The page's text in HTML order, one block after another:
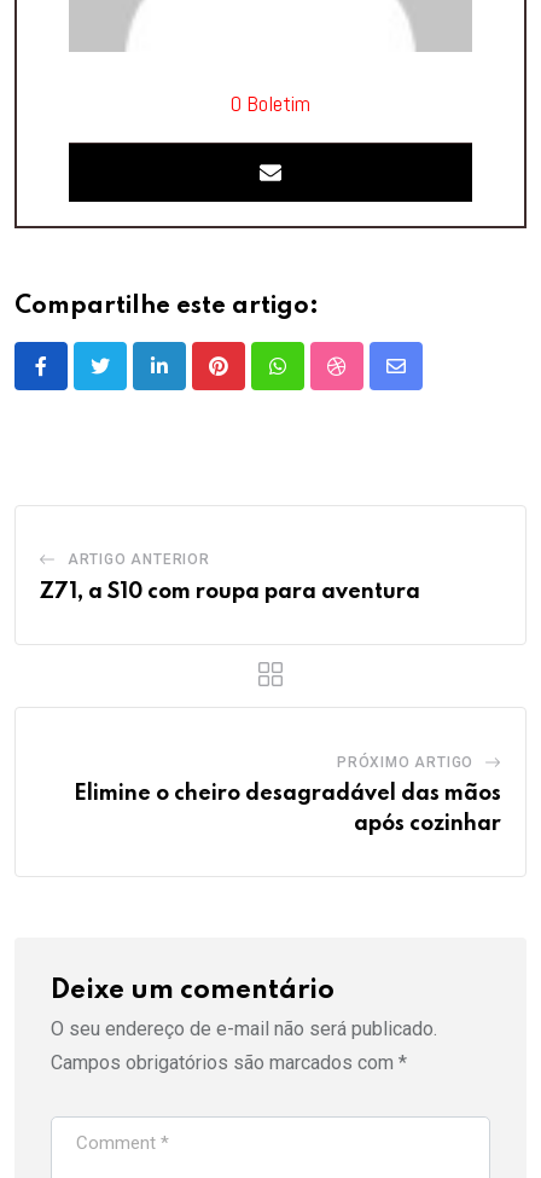
O Boletim
Compartilhe este artigo:
LinkedInPinterestWhatsappStumbleUpon
Share
ARTIGO ANTERIOR
Z71, a S10 com roupa para aventura
PRÓXIMO ARTIGO
Elimine o cheiro desagradável das mãos
após cozinhar
Deixe um comentário
O seu endereço de e-mail não será publicado.
Campos obrigatórios são marcados com *